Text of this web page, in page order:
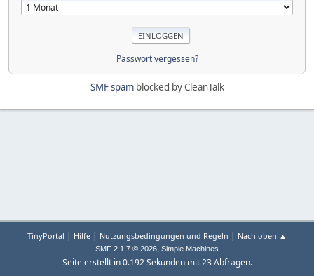
Passwort vergessen?
SMF spamblocked by CleanTalk
TinyPortal | Hilfe | Nutzungsbedingungen und Regeln | Nach oben ▲
SMF 2.1.7 © 2026, Simple Machines
Seite erstellt in 0.192 Sekunden mit 23 Abfragen.